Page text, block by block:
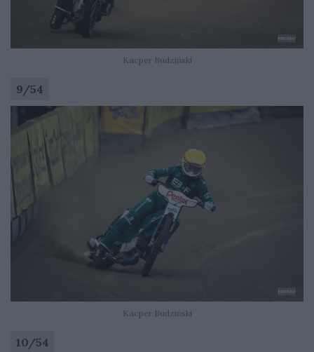
Kacper Budziński
9/54
Kacper Budziński
10/54